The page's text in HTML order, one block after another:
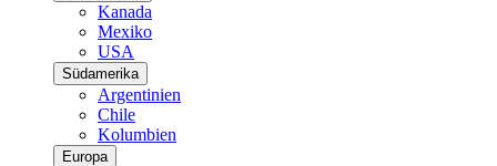
Kanada
Mexiko
USA
Südamerika
Argentinien
Chile
Kolumbien
Europa